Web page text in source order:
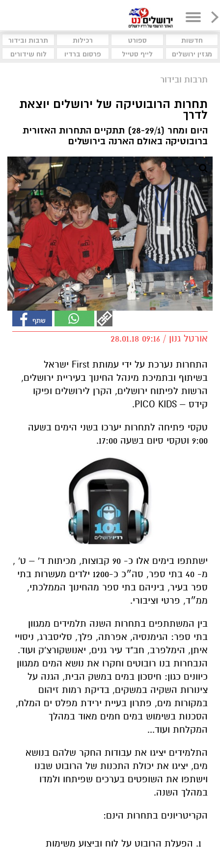
חדשות ספורט רכילות
תרבות ובידור
מגזין ירושלים
לייף סטייל פרסום ברדיו לוח שידורים
תרבות ובידור
תחרות הרובוטיקה של ירושלים יוצאת
לדרך
היום ומחר (28-29/1) תתקיים התחרות האזורית
ברובוטיקה באולם הארנה בירושלים
אורטל גנון / 09:16 28.01.18
התחרות נערכת על ידי עמותת First ישראל
בשיתוף ובתמיכת מינהל החינוך בעיריית ירושלים,
הרשות לפיתוח ירושלים, הקרן לירושלים ופיקו
קידס – PICO KIDS.
טקסי פתיחה לתחרות יערכו בשני הימים בשעה
9:00 וטקסי סיום בשעה 17:00.
ישתתפו בימים אלו כ- 90 קבוצות, מכיתות ד' – ט' ,
מ- 40 בתי ספר, סה״כ כ-1200 ילדים מעשרות בתי
ספר בעיר, ביניהם בתי ספר מהחינוך הממלכתי,
ממ״ד, פרטי וציבורי.
בין המשתתפים בתחרות השנה תלמידים ממגוון
בתי ספר: הגימנסיה, אפרתה, פלך, סליסברג, ניסויי
איתן, הימלפרב, חב"ד עיר גנים, יאנושקורצ'ק ועוד.
הנבחרות בנו רובוטים וחקרו את נושא המים ממגוון
כיוונים כגון: חיסכון במים במשק הבית, הגנה על
צינורות השקיה במשקים, בדיקת רמות זיהום
במקורות מים, פתרון בעיית ירידת מפלס ים המלח,
הסכנות בשימוש במים חמים מאוד במהלך
המקלחת ועוד...
התלמידים יציגו את עבודות החקר שלהם בנושא
מים, יציגו את יכולת התכנות של הרובוט שבנו
וישתפו את השופטים בערכים שפיתחו ולמדו
במהלך השנה.
הקריטריונים בתחרות הינם:
הפעלת הרובוט על לוח וביצוע משימות